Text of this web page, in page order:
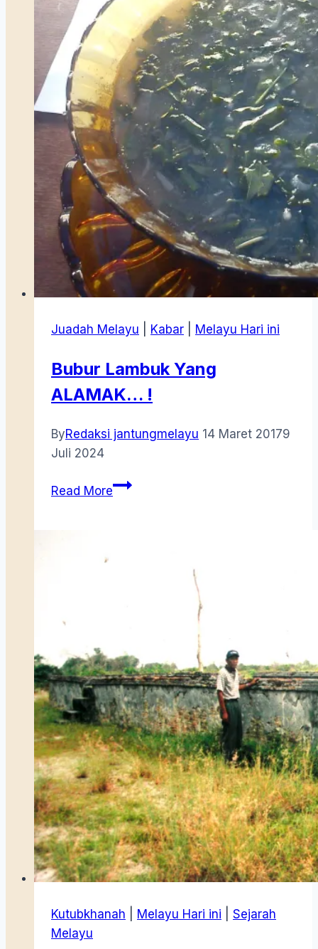
Pulau
Penyengat
Tahun
1854
Juadah Melayu Kabar Melayu Hari ini
Bubur Lambuk Yang
ALAMAK… !
ByRedaksi jantungmelayu 14 Maret 20179
Juli 2024
Read MoreBubur
Kutubkhanah Melayu Hari ini
Sejarah
Melayu